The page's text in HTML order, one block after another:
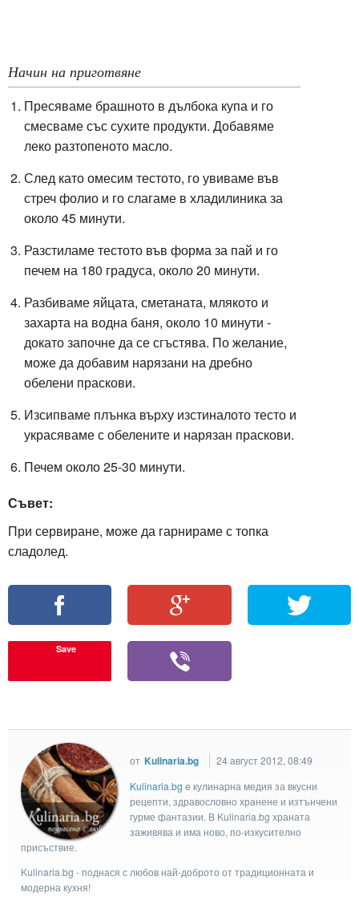
Начин на приготвяне
Пресяваме брашното в дълбока купа и го
смесваме със сухите продукти. Добавяме
леко разтопеното масло.
След като омесим тестото, го увиваме във
стреч фолио и го слагаме в хладилиника за
около 45 минути.
Разстиламе тестото във форма за пай и го
печем на 180 градуса, около 20 минути.
Разбиваме яйцата, сметаната, млякото и
захарта на водна баня, около 10 минути -
докато започне да се сгъстява. По желание,
може да добавим нарязани на дребно
обелени праскови.
Изсипваме плънка върху изстиналото тесто и
украсяваме с обелените и нарязан праскови.
Печем около 25-30 минути.
Съвет:
При сервиране, може да гарнираме с топка
сладолед.
Save
от Kulinaria.bg
24 август 2012, 08:49
Kulinaria.bg e кулинарна медия за вкусни
рецепти, здравословно хранене и изтънчени
гурме фантазии. В Kulinaria.bg храната
заживява и има ново, по-изкусително
присъствие.
Kulinaria.bg - поднася с любов най-доброто от традиционната и
модерна кухня!